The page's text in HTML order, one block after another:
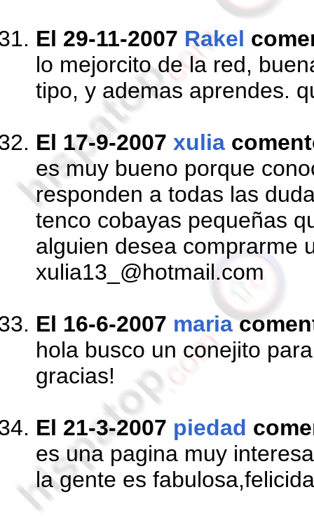
El 29-11-2007 Rakel
lo mejorcito de la red,
tipo, y ademas aprendes.
El 17-9-2007 xulia
es muy bueno porque
responden a todas las
tenco cobayas pequeñas
alguien desea comprarme
xulia13_@hotmail.com
El 16-6-2007 maria
hola busco un conejito
gracias!
El 21-3-2007 piedad
es una pagina muy
la gente es